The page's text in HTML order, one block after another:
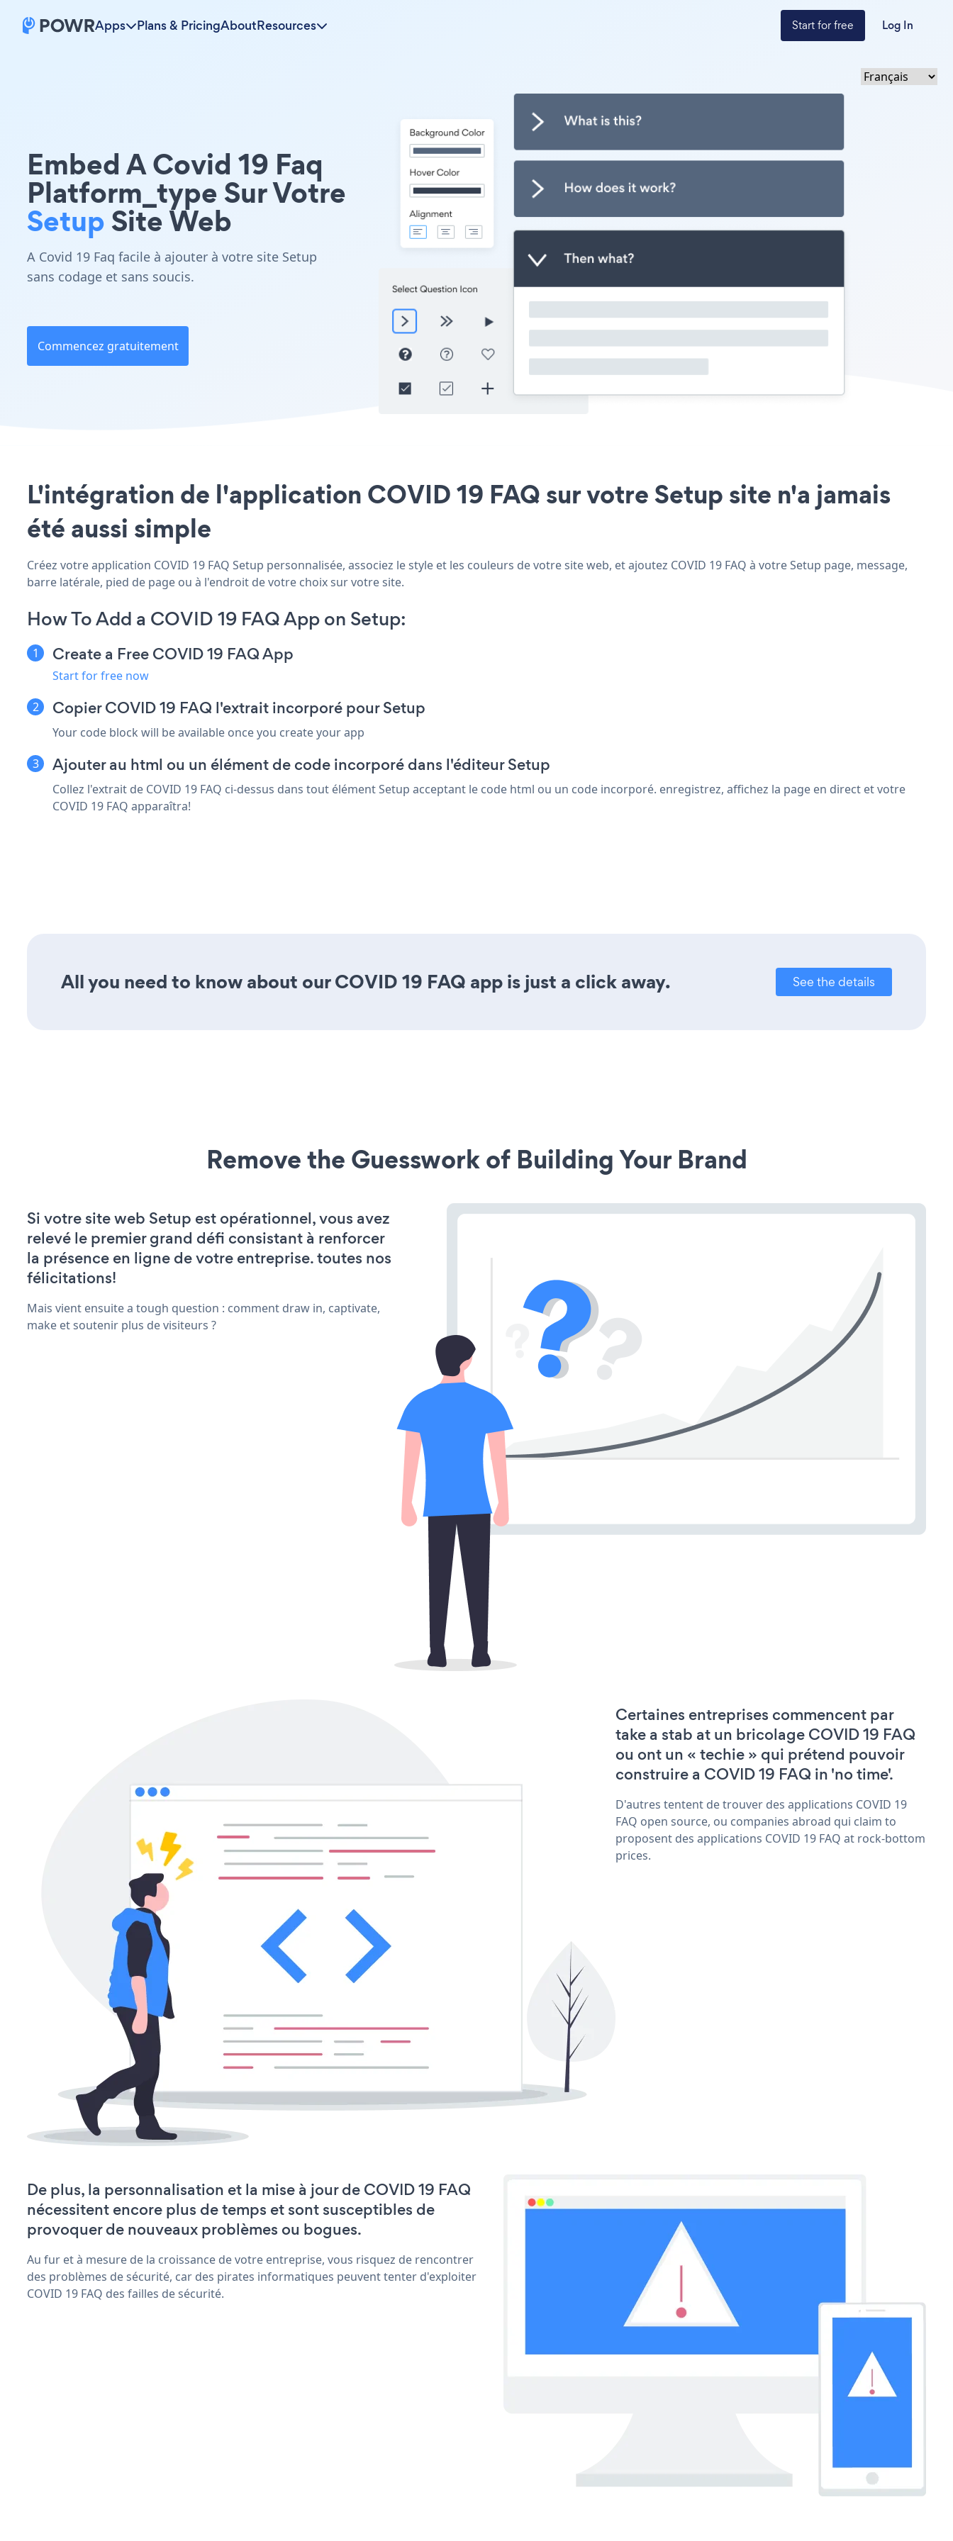
Apps Plans & PricingAboutResources Start for free Log In
Embed A Covid 19 Faq
Platform_type Sur Votre
SetupSite Web
A Covid 19 Faq facile à ajouter à votre site Setup
sans codage et sans soucis.
Commencez gratuitement
L'intégration de l'application COVID 19 FAQ sur votre Setup site n'a jamais
été aussi simple
Créez votre application COVID 19 FAQ Setup personnalisée, associez le style et les couleurs de votre site web, et ajoutez COVID 19 FAQ à votre Setup page, message,
barre latérale, pied de page ou à l'endroit de votre choix sur votre site.
How To Add a COVID 19 FAQ App on Setup:
Create a Free COVID 19 FAQ App
Start for free now
Copier COVID 19 FAQ l'extrait incorporé pour Setup
Your code block will be available once you create your app
Ajouter au html ou un élément de code incorporé dans l'éditeur Setup
Collez l'extrait de COVID 19 FAQ ci-dessus dans tout élément Setup acceptant le code html ou un code incorporé. enregistrez, affichez la page en direct et votre
COVID 19 FAQ apparaîtra!
All you need to know about our COVID 19 FAQ app is just a click away. See the details
Remove the Guesswork of Building Your Brand
Si votre site web Setup est opérationnel, vous avez
relevé le premier grand défi consistant à renforcer
la présence en ligne de votre entreprise. toutes nos
félicitations!
Mais vient ensuite a tough question : comment draw in, captivate,
make et soutenir plus de visiteurs ?
Certaines entreprises commencent par
take a stab at un bricolage COVID 19 FAQ
ou ont un « techie » qui prétend pouvoir
construire a COVID 19 FAQ in 'no time'.
D'autres tentent de trouver des applications COVID 19
FAQ open source, ou companies abroad qui claim to
proposent des applications COVID 19 FAQ at rock-bottom
prices.
De plus, la personnalisation et la mise à jour de COVID 19 FAQ
nécessitent encore plus de temps et sont susceptibles de
provoquer de nouveaux problèmes ou bogues.
Au fur et à mesure de la croissance de votre entreprise, vous risquez de rencontrer
des problèmes de sécurité, car des pirates informatiques peuvent tenter d'exploiter
COVID 19 FAQ des failles de sécurité.